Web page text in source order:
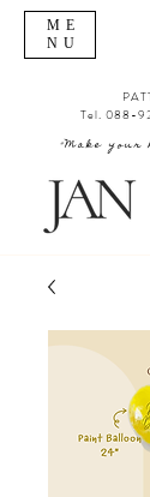
"Make
Tel. 088-
ME
NU